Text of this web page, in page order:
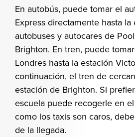
En autobús, puede tomar el
Express directamente hasta la
autobuses y autocares de
Brighton. En tren, puede
Londres hasta la estación
continuación, el tren de
estación de Brighton. Si
escuela puede recogerle en
como los taxis son caros,
de la llegada.